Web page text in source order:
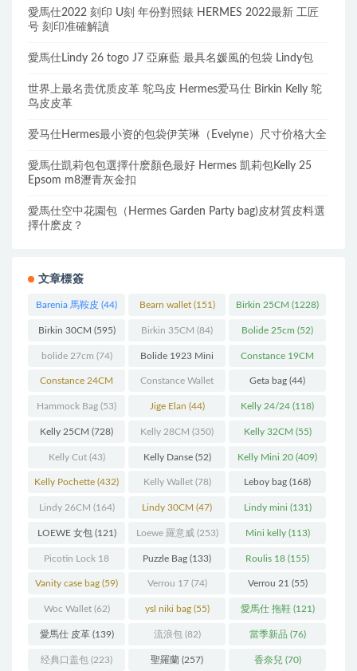
愛馬仕2022 刻印 U刻 年份對照錶 HERMES 2022最新 工匠
号 刻印准確解讀
愛馬仕Lindy 26 togo J7 亞麻藍 最具名媛風的包袋 Lindy包
世界上最名贵优质皮革 鸵鸟皮 Hermes爱马仕 Birkin Kelly 鸵
鸟皮皮革
爱马仕Hermes最小资的包袋伊芙琳（Evelyne）尺寸价格大全
愛馬仕凱莉包包選擇什麽顏色最好 Hermes 凱莉包Kelly 25
Epsom m8瀝青灰金扣
愛馬仕空中花園包（Hermes Garden Party bag)皮材質皮料選
擇什麽皮？
文章標簽
Barenia 馬鞍皮 (44) Bearn wallet(151) Birkin 25CM (1228)
Birkin 30CM (595) Birkin 35CM (84) Bolide 25cm (52)
bolide 27cm (74) Bolide 1923 Mini
(93)
Constance 19CM
(571)
Constance 24CM
(216)
Constance Wallet
(60)
Geta bag (44)
Hammock Bag (53) Jige Elan (44) Kelly 24/24 (118)
Kelly 25CM (728) Kelly 28CM (350) Kelly 32CM (55)
Kelly Cut(43) Kelly Danse(52) Kelly Mini 20 (409)
Kelly Pochette (432) Kelly Wallet(78) Leboy bag (168)
Lindy 26CM (164) Lindy 30CM (47) Lindy mini (131)
LOEWE 女包(121) Loewe 羅意威(253) Mini kelly(113)
Picotin Lock 18
(202)
Puzzle Bag (133) Roulis 18 (155)
Vanity case bag (59) Verrou 17(74) Verrou 21 (55)
Woc Wallet(62) ysl niki bag(55) 愛馬仕 拖鞋(121)
愛馬仕 皮革(139) 流浪包(82) 當季新品 (76)
经典口盖包 (223) 聖羅蘭 (257) 香奈兒 (70)